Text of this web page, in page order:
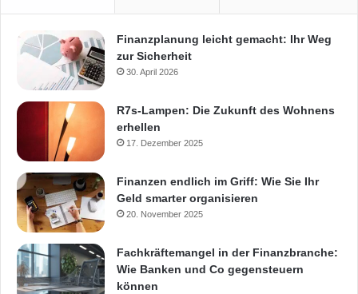
Finanzplanung leicht gemacht: Ihr Weg
zur Sicherheit
30. April 2026
R7s-Lampen: Die Zukunft des Wohnens
erhellen
17. Dezember 2025
Finanzen endlich im Griff: Wie Sie Ihr
Geld smarter organisieren
20. November 2025
Fachkräftemangel in der Finanzbranche:
Wie Banken und Co gegensteuern
können